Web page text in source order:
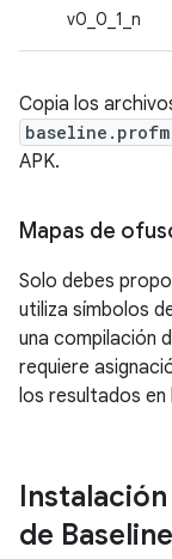
v0_0_1_n
Copia los
baseline.profm
APK.
Mapas de
Solo debes
utiliza símbolos
una compilación
requiere
los resultados
de Baseline